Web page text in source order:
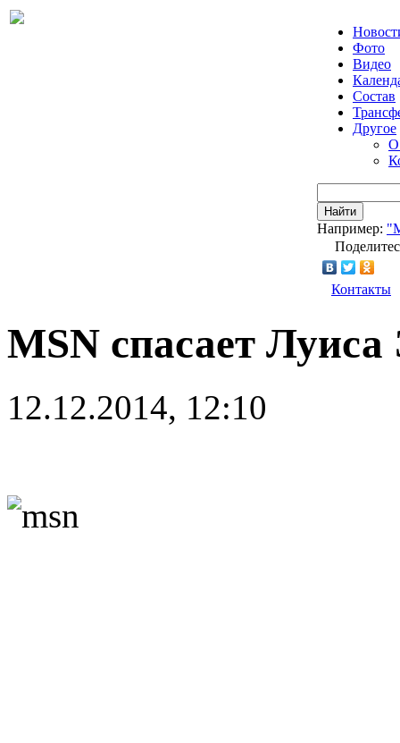
Фото
Видео
Состав
Другое
О
Найти
Например:
Контакты
MSN спасает
12.12.2014, 12:10